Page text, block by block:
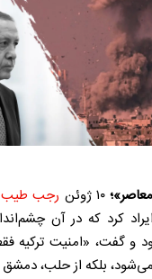
۱۰ ژوئن رجب طیب
کرد که در آن
و گفت، «امنیت ترکیه
بلکه از حلب،